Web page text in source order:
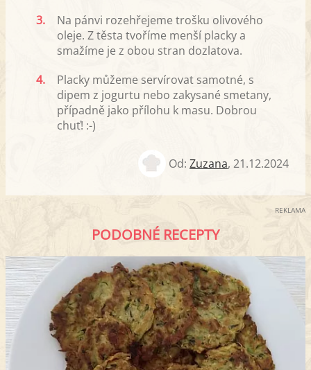
3.
Na pánvi rozehřejeme trošku olivového
oleje. Z těsta tvoříme menší placky a
smažíme je z obou stran dozlatova.
4.
Placky můžeme servírovat samotné, s
dipem z jogurtu nebo zakysané smetany,
případně jako přílohu k masu. Dobrou
chuť! :-)
Od: Zuzana, 21.12.2024
REKLAMA
PODOBNÉ RECEPTY